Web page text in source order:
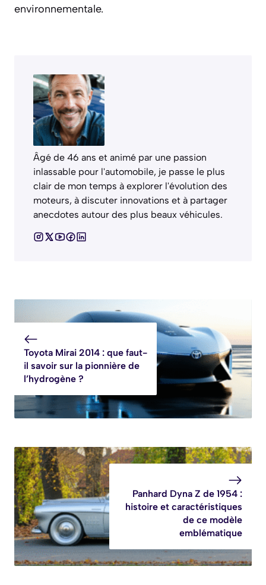
environnementale.
Âgé de 46 ans et animé par une passion
inlassable pour l'automobile, je passe le plus
clair de mon temps à explorer l'évolution des
moteurs, à discuter innovations et à partager
anecdotes autour des plus beaux véhicules.
Toyota Mirai 2014 : que faut-
il savoir sur la pionnière de
l’hydrogène ?
Panhard Dyna Z de 1954 :
histoire et caractéristiques
de ce modèle
emblématique